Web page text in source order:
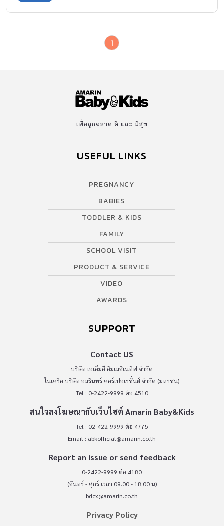
1
เพื่อลูกฉลาด ดี และ มีสุข
USEFUL LINKS
PREGNANCY
BABIES
TODDLER & KIDS
FAMILY
SCHOOL VISIT
PRODUCT & SERVICE
VIDEO
AWARDS
SUPPORT
Contact US
บริษัท เอเอ็มอี อิมเมจิเนทีฟ จำกัด
ในเครือ บริษัท อมรินทร์ คอร์เปอเรชั่นส์ จำกัด (มหาชน)
Tel : 0-2422-9999 ต่อ 4510
สนใจลงโฆษณากับเว็บไซต์ Amarin Baby&Kids
Tel : 02-422-9999 ต่อ 4775
Email : abkofficial@amarin.co.th
Report an issue or send feedback
0-2422-9999 ต่อ 4180
(จันทร์ - ศุกร์ เวลา 09.00 - 18.00 น)
bdcx@amarin.co.th
Privacy Policy